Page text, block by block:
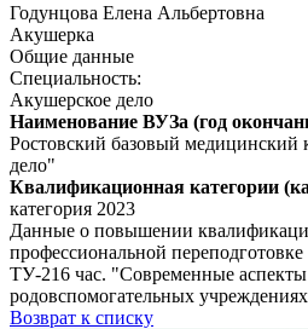
Годунцова Елена Альбертовна
Акушерка
Общие данные
Специальность:
Акушерское дело
Наименование ВУЗа (год
Ростовский базовый медицинский
дело"
Квалификационная категории
категория 2023
Данные о повышении
профессиональной переподготовке
ТУ-216 час. "Современные
родовспомогательных
Возврат к списку